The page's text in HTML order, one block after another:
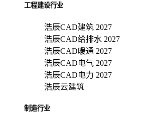
工程建设行业
浩辰CAD建筑 2027
浩辰CAD给排水 2027
浩辰CAD暖通 2027
浩辰CAD电气 2027
浩辰CAD电力 2027
浩辰云建筑
制造行业